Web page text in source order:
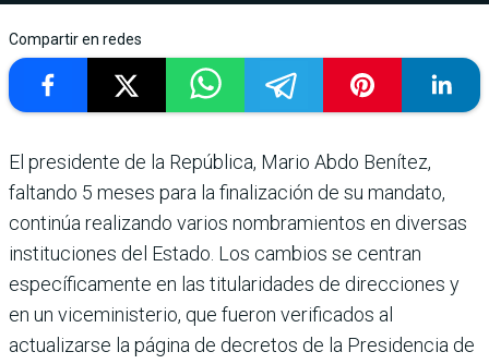
Compartir en redes
El presidente de la República, Mario Abdo Benítez,
faltando 5 meses para la finalización de su mandato,
continúa realizando varios nombramientos en diversas
instituciones del Estado. Los cambios se centran
específicamente en las titularidades de direcciones y
en un viceministerio, que fueron verificados al
actualizarse la página de decretos de la Presidencia de